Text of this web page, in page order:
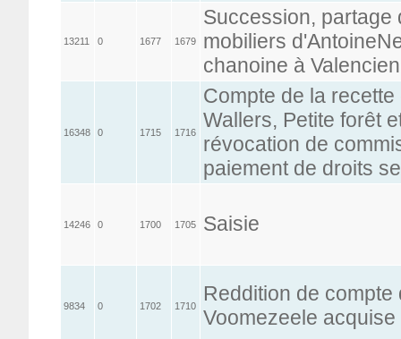
13211 0 1677 1679
Succession, partage
mobiliers
chanoine à
16348 0 1715 1716
Compte de la
Wallers, Petite forêt
révocation de
paiement de droits
14246 0 1700 1705 Saisie
9834 0 1702 1710
Reddition de compte
Voomezeele